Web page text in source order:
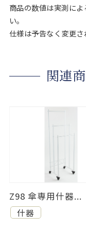
商品の数値は実測に
い。
仕様は予告なく変更さ
関連
Z98 傘専用什器...
什器